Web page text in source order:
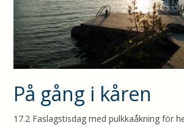
På gång i kåren
17.2 Faslagstisdag med pulkkaåkning för